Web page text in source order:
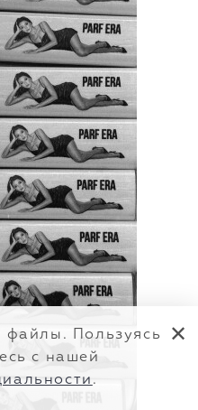
файлы. Пользуясь
с нашей
.
✕